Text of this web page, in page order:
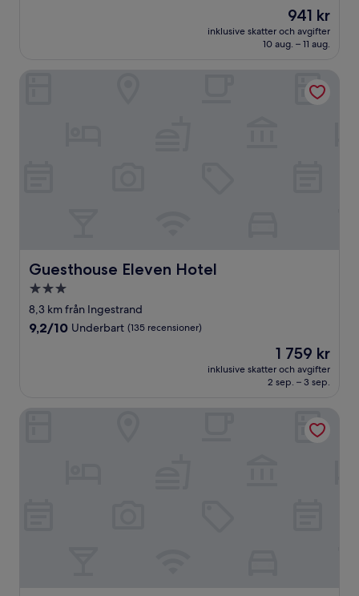
Priset
är
941 kr
941 kr
inklusive skatter och avgifter
10 aug. – 11 aug.
Guesthouse Eleven Hotel
Guesthouse Eleven Hotel
3.0-
stjärnigt
boende
8,3 km från Ingestrand
9.2
9,2/10 Underbart (135 recensioner)
Priset
är
1 759 kr
1 759 kr
inklusive skatter och avgifter
2 sep. – 3 sep.